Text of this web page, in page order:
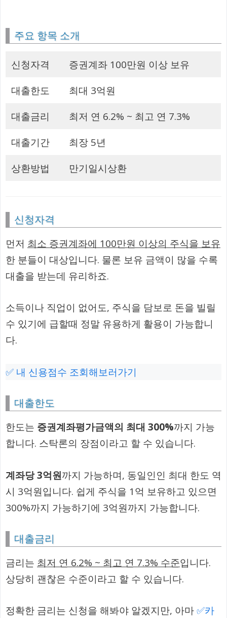
주요 항목 소개
신청자격
증권계좌 100만원 이상 보유
대출한도
최대 3억원
대출금리
최저 연 6.2% ~ 최고 연 7.3%
대출기간
최장 5년
상환방법
만기일시상환
신청자격
먼저 최소 증권계좌에 100만원 이상의 주식을 보유
한 분들이 대상입니다. 물론 보유 금액이 많을 수록
대출을 받는데 유리하죠.
소득이나 직업이 없어도, 주식을 담보로 돈을 빌릴
수 있기에 급할때 정말 유용하게 활용이 가능합니
다.
✅ 내 신용점수 조회해보러가기
대출한도
한도는 증권계좌평가금액의 최대 300%까지 가능
합니다. 스탁론의 장점이라고 할 수 있습니다.
계좌당 3억원까지 가능하며, 동일인인 최대 한도 역
시 3억원입니다. 쉽게 주식을 1억 보유하고 있으면
300%까지 가능하기에 3억원까지 가능합니다.
대출금리
금리는 최저 연 6.2% ~ 최고 연 7.3% 수준입니다.
상당히 괜찮은 수준이라고 할 수 있습니다.
정확한 금리는 신청을 해봐야 알겠지만, 아마✅카